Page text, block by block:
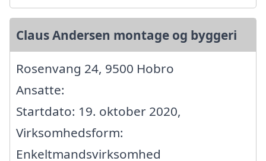
Claus Andersen montage og byggeri
Rosenvang 24, 9500 Hobro
Ansatte:
Startdato: 19. oktober 2020,
Virksomhedsform:
Enkeltmandsvirksomhed